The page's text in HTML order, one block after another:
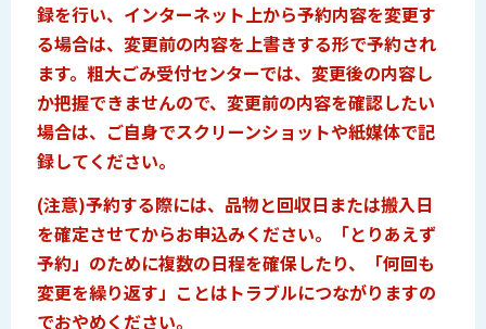
録を行い、インターネット上から予約内容を変更す
る場合は、変更前の内容を上書きする形で予約され
ます。粗大ごみ受付センターでは、変更後の内容し
か把握できませんので、変更前の内容を確認したい
場合は、ご自身でスクリーンショットや紙媒体で記
録してください。
(注意)予約する際には、品物と回収日または搬入日
を確定させてからお申込みください。「とりあえず
予約」のために複数の日程を確保したり、「何回も
変更を繰り返す」ことはトラブルにつながりますの
でおやめください。